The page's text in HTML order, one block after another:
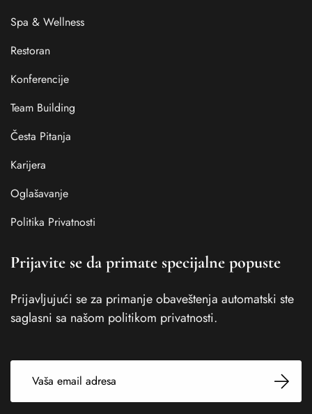
Spa & Wellness
Restoran
Konferencije
Team Building
Česta Pitanja
Karijera
Oglašavanje
Politika Privatnosti
Prijavite se da primate specijalne popuste
Prijavljujući se za primanje obaveštenja automatski ste
saglasni sa našom politikom privatnosti.